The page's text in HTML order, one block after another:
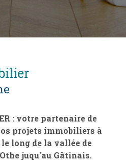
: votre partenaire de
projets immobiliers à
long de la vallée de
juqu'au Gâtinais.